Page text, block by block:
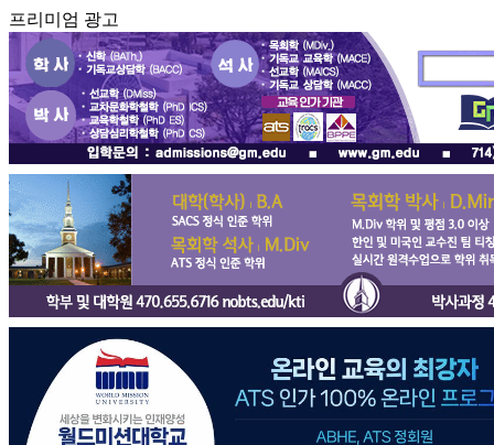
프리미엄 광고